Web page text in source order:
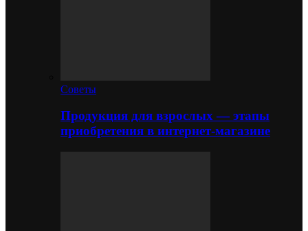
Советы
Продукция для взрослых — этапы
приобретения в интернет-магазине